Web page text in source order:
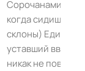
Сорочанами.
когда сидишь в
склоны)
уставший ввиду
никак не